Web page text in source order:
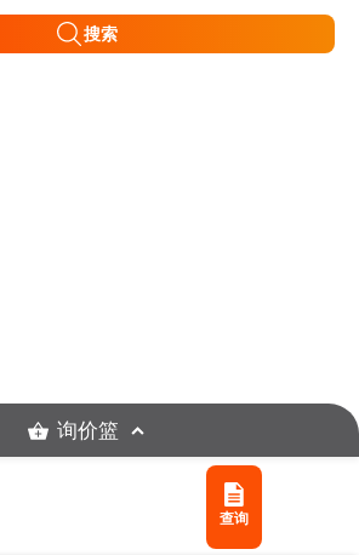
搜索
查询
询价篮